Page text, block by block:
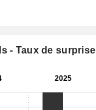
- Taux de surprise